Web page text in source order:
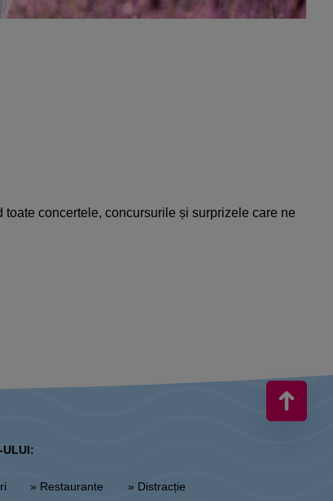
concertele, concursurile și surprizele care ne
ULUI:
» Restaurante » Distracție